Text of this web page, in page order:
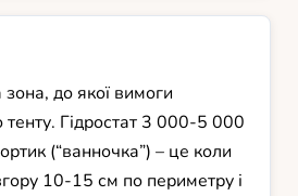
до якої вимоги
тенту. Гідростат 3 000-5 000
(“ванночка”) – це коли
10-15 см по периметру і